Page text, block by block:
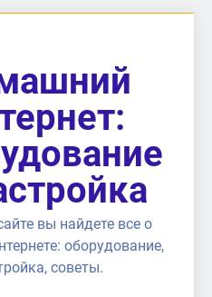
вы найдете все о
оборудование,
советы.